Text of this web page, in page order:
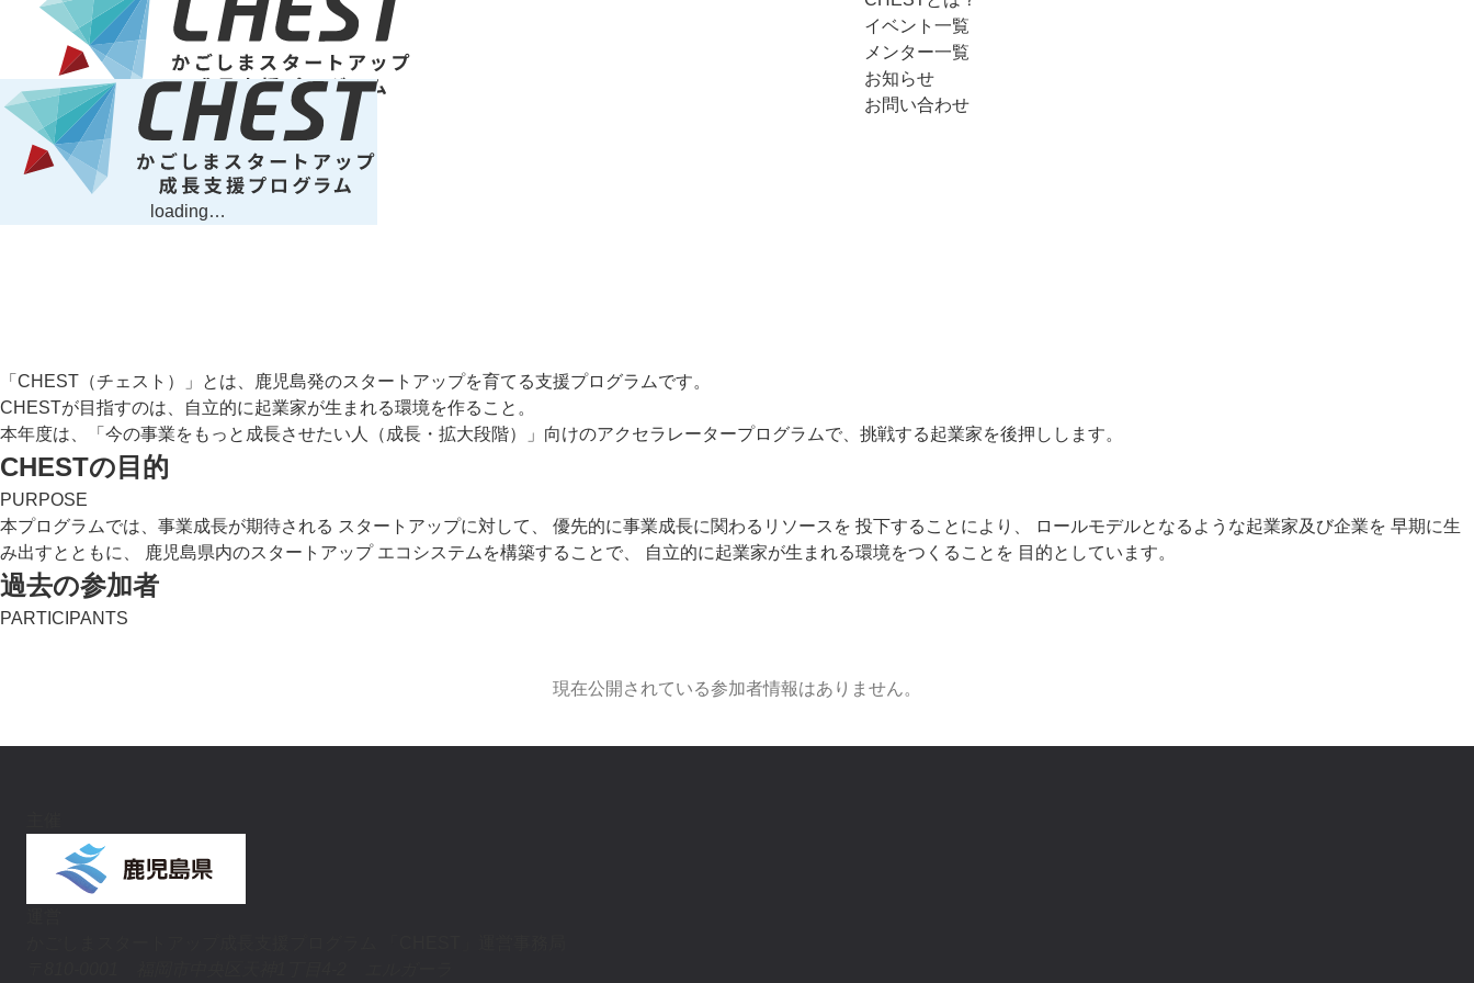
loading…
イベント一覧
メンター一覧
お知らせ
お問い合わせ
「CHEST（チェスト）」とは、
鹿児島発のスタートアップを育てる支援プログラムです。
CHESTが目指すのは、自立的に起業家が生まれる環境を作ること。
本年度は、「今の事業をもっと成長させたい人（成長・拡大段階）」 向けのアクセラレータープログラムで、 挑戦する起業家を後押しします。
CHESTの目的
PURPOSE
本プログラムでは、事業成長が期待される スタートアップに対して、 優先的に事業成長に関わるリソースを 投下することにより、 ロールモデルとなるような起業家及び企業を 早期に生
み出すとともに、
鹿児島県内のスタートアップ エコシステムを構築することで、 自立的に起業家が生まれる環境をつくることを 目的としています。
過去の参加者
PARTICIPANTS
現在公開されている参加者情報はありません。